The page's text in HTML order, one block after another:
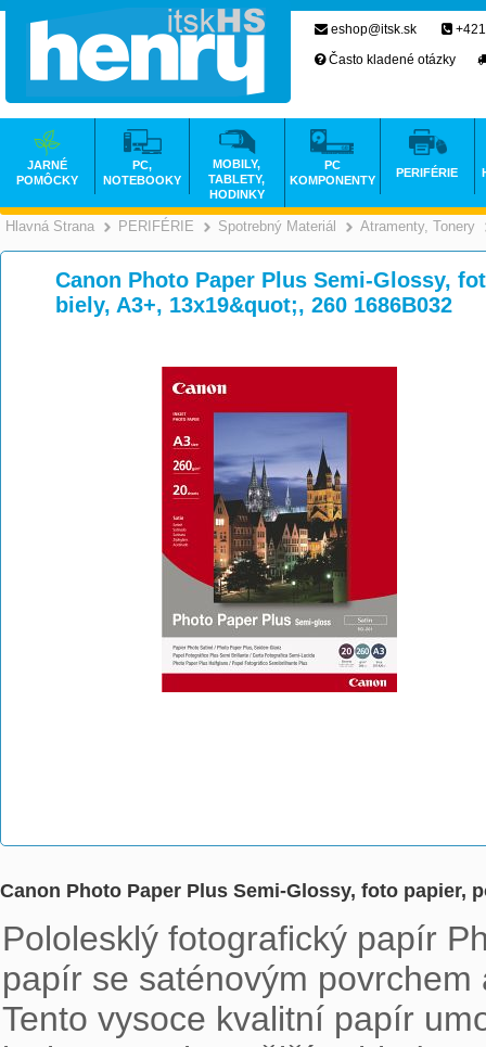
Hlavná Strana >
PERIFÉRIE >
Spotrebný Materiál >
Atramenty, Tonery
Canon Photo Paper Plus Semi-Glossy,
biely, A3+, 13x19&quot;, 260 1686B032
Canon Photo Paper Plus Semi-Glossy, foto papier,
Pololesklý fotografický papír
papír se saténovým
Tento vysoce kvalitní papír
eshop@itsk.sk
Často kladené otázky
JARNÉ
POMÔCKY
PC,
NOTEBOOKY
MOBILY,
TABLETY,
HODINKY
PC
KOMPONENTY
PERIFÉRIE